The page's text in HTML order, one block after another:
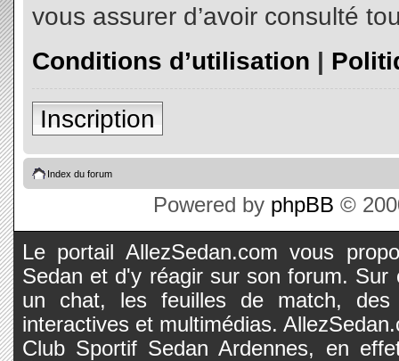
vous assurer d’avoir consulté
Conditions d’utilisation |
Inscription
Index du forum
Powered by phpBB ©
Le portail AllezSedan.com vous
Sedan et d'y réagir sur son forum.
un chat, les feuilles de match, des
interactives et multimédias.
Club Sportif Sedan Ardennes, en